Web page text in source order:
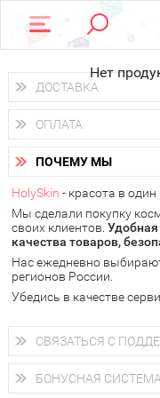
Нет
ДОСТАВКА
Доставка
Вы можете выбрать
получить заказ в
самовывоза.
В 20 городах России
следующий день.
у Вас всегда есть
доставку от HolySkin.
подробнее об
ОПЛАТА
Вы можете оплатить
наличными деньгами (
через интернет-банк
электронными
ПОЧЕМУ МЫ
HolySkin - красота в один
Мы сделали покупку
своих клиентов. Удобная
качества товаров,
Нас ежедневно
регионов России.
Убедись в качестве
СВЯЗАТЬСЯ С
+7 (800) 707-24-55
Мы будем рады
магазина,
БОНУСНАЯ СИСТЕМА